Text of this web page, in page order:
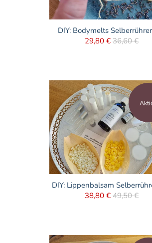
DIY: Bodymelts
29,80 € 36,60 €
DIY: Lippenbalsam
38,80 € 49,50 €